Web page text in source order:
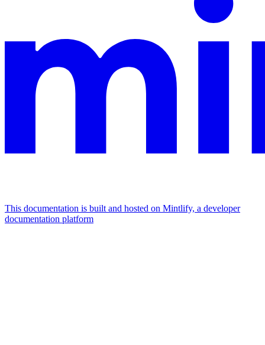
This documentation is built and hosted on Mintlify, a developer
documentation platform